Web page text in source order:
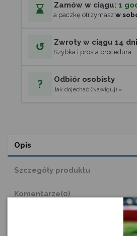
⌛ Zamów w ciągu: 1
a paczkę otrzymasz w
↺ Zwroty w ciągu 14 dni
Szybka i prosta procedura
? Odbiór osobisty
Jak dojechać (Nawiguj) »
Opis
Szczegóły produktu
Komentarze(0)